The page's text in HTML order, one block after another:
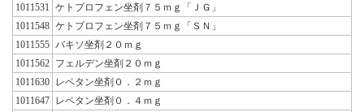
1011531
ケトプロフェン坐剤７５ｍｇ「ＪＧ」
1011548 ケトプロフェン坐剤７５ｍｇ「ＳＮ」
1011555 バキソ坐剤２０ｍｇ
1011562 フェルデン坐剤２０ｍｇ
1011630 レペタン坐剤０．２ｍｇ
1011647 レペタン坐剤０．４ｍｇ